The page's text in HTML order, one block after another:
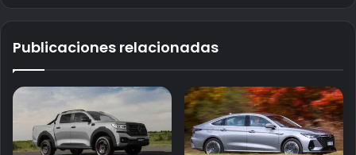
Publicaciones relacionadas